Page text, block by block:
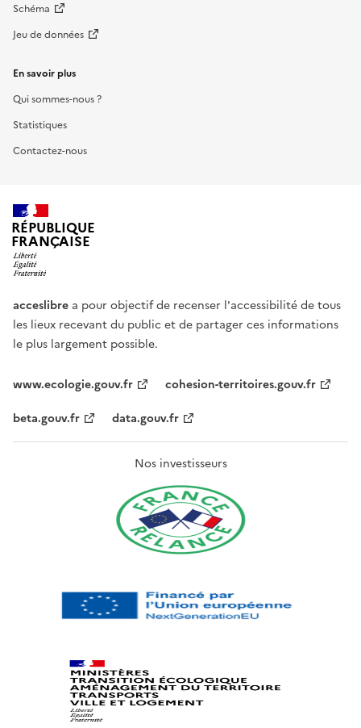
Schéma
Jeu de données
En savoir plus
Qui sommes-nous ?
Statistiques
Contactez-nous
RÉPUBLIQUE
FRANÇAISE
acceslibre a pour objectif de recenser l'accessibilité de tous
les lieux recevant du public et de partager ces informations
le plus largement possible.
www.ecologie.gouv.fr
cohesion-territoires.gouv.fr
beta.gouv.fr
data.gouv.fr
Nos investisseurs